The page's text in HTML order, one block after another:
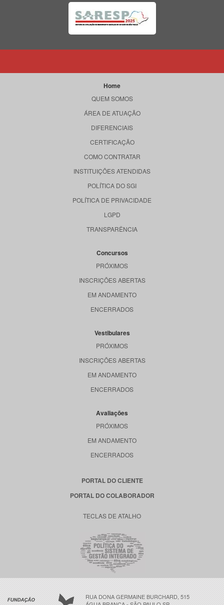
Home
QUEM SOMOS
ÁREA DE ATUAÇÃO
DIFERENCIAIS
CERTIFICAÇÃO
COMO CONTRATAR
INSTITUIÇÕES ATENDIDAS
POLÍTICA DO SGI
POLÍTICA DE PRIVACIDADE
LGPD
TRANSPARÊNCIA
Concursos
PRÓXIMOS
INSCRIÇÕES ABERTAS
EM ANDAMENTO
ENCERRADOS
Vestibulares
PRÓXIMOS
INSCRIÇÕES ABERTAS
EM ANDAMENTO
ENCERRADOS
Avaliações
PRÓXIMOS
EM ANDAMENTO
ENCERRADOS
PORTAL DO CLIENTE
PORTAL DO COLABORADOR
TECLAS DE ATALHO
RUA DONA GERMAINE BURCHARD, 515